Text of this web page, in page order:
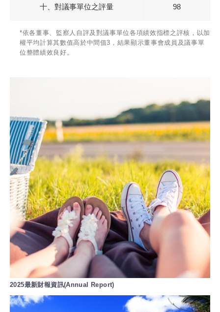
十、對議事單位之評量 98
*依各董事、監察人自評及對議事單位各項績效指標之評核，以加
權平均計算其數值高於中間值3，結果顯示董事會成員及議事單
位整體績效良好。
2025最新財報資訊(Annual Report)